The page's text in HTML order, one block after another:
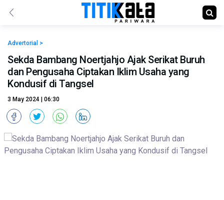
Advertorial >
Sekda Bambang Noertjahjo Ajak Serikat Buruh
dan Pengusaha Ciptakan Iklim Usaha yang
Kondusif di Tangsel
3 May 2024 | 06:30